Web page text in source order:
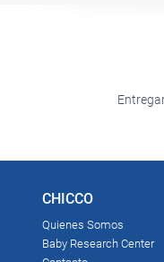
CHICCO
Quienes Somos
Baby Research Center